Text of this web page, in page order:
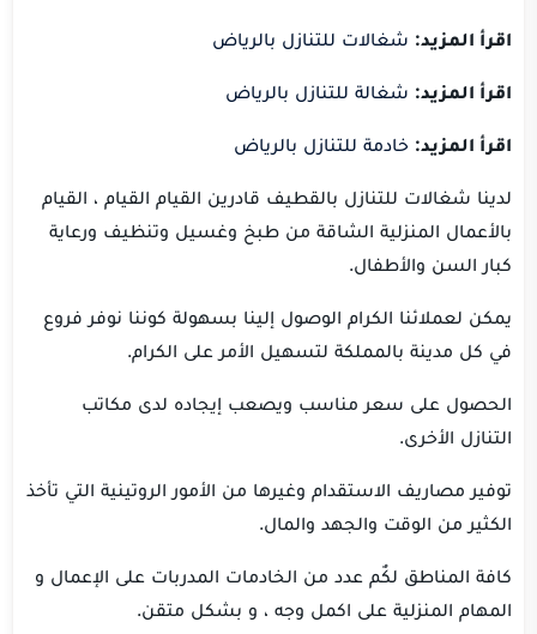
اقرأ المزيد: شغالات للتنازل بالرياض
اقرأ المزيد: شغالة للتنازل بالرياض
اقرأ المزيد: خادمة للتنازل بالرياض
لدينا شغالات للتنازل بالقطيف قادرين القيام القيام ، القيام
بالأعمال المنزلية الشاقة من طبخ وغسيل وتنظيف ورعاية
كبار السن والأطفال.
يمكن لعملائنا الكرام الوصول إلينا بسهولة كوننا نوفر فروع
في كل مدينة بالمملكة لتسهيل الأمر على الكرام.
الحصول على سعر مناسب ويصعب إيجاده لدى مكاتب
التنازل الأخرى.
توفير مصاريف الاستقدام وغيرها من الأمور الروتينية التي تأخذ
الكثير من الوقت والجهد والمال.
كافة المناطق لكٌم عدد من الخادمات المدربات على الإعمال و
المهام المنزلية على اكمل وجه ، و بشكل متقن.